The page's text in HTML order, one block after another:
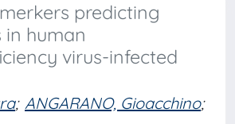
predicting
in human
virus-infected
; ANGARANO, Gioacchino;